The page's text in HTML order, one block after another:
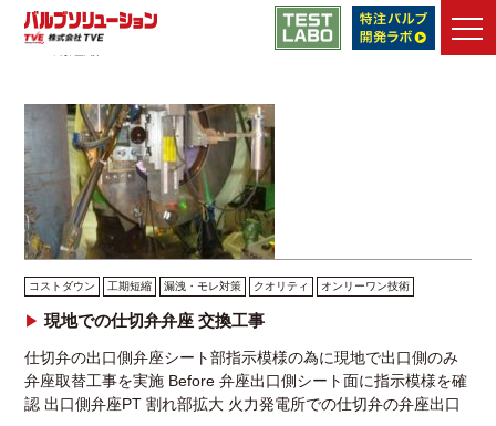
TVEの強み
メンテナンス・エンジニアリング
製品
メンテナンス・改善事例
技術動画 ライブラリ
資料ダウンロード
バルブソリューション メンテナンス改善事例一覧>サービス
>工期短縮
コストダウン 工期短縮 漏洩・モレ対策 クオリティ オンリーワン技術
現地での仕切弁弁座 交換工事
仕切弁の出口側弁座シート部指示模様の為に現地で出口側のみ
弁座取替工事を実施 Before 弁座出口側シート面に指示模様を確
認 出口側弁座PT 割れ部拡大 火力発電所での仕切弁の弁座出口